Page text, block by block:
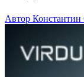
Автор Константин